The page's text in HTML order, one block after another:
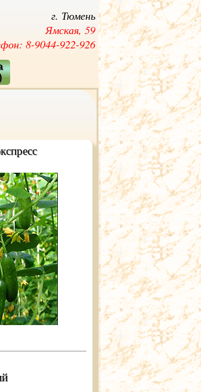
г. Тюмень
Ямская, 59
8-9044-922-926